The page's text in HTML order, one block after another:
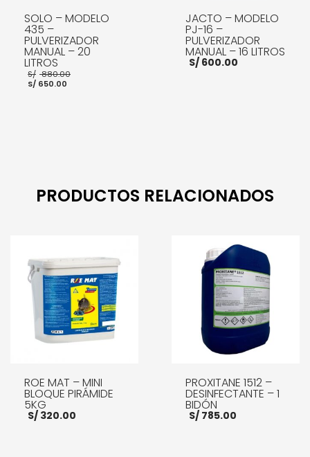
SOLO – MODELO
435 –
PULVERIZADOR
MANUAL – 20
LITROS
S/ 880.00
S/ 650.00
JACTO – MODELO
PJ-16 –
PULVERIZADOR
MANUAL – 16 LITROS
S/600.00
PRODUCTOS RELACIONADOS
ROE MAT – MINI
BLOQUE PIRÁMIDE
5KG
S/ 320.00
PROXITANE 1512 –
DESINFECTANTE – 1
BIDÓN
S/785.00